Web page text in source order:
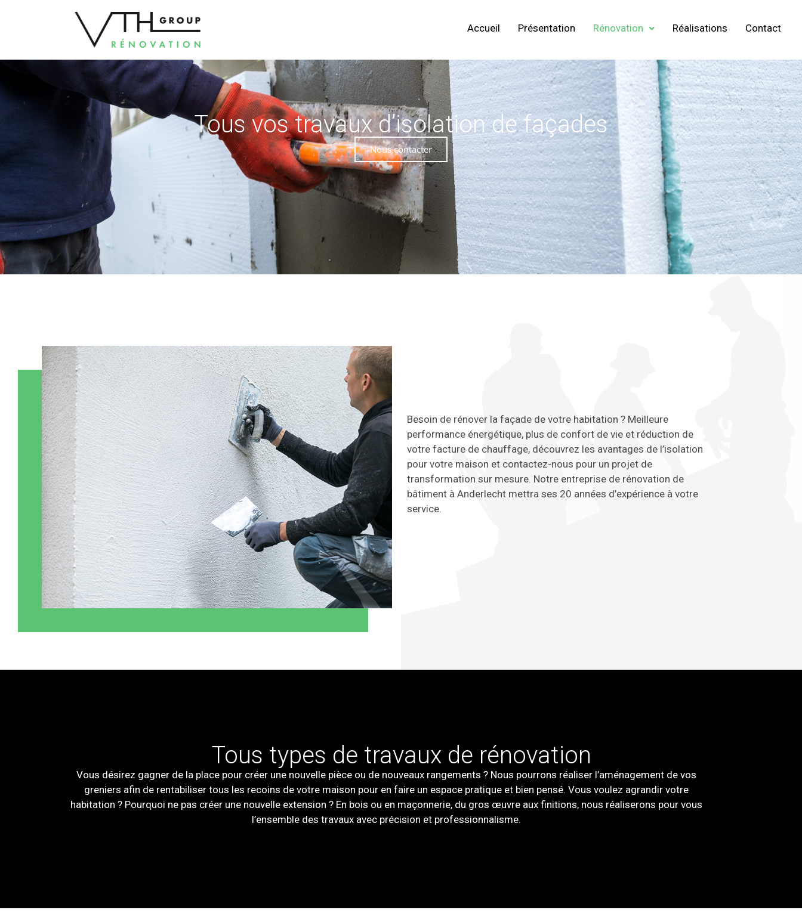
Accueil Présentation Rénovation Réalisations Contact
Tous vos travaux d’isolation de façades
Nous contacter
Besoin de rénover la façade de votre habitation ? Meilleure
performance énergétique, plus de confort de vie et réduction de
votre facture de chauffage, découvrez les avantages de l’isolation
pour votre maison et contactez-nous pour un projet de
transformation sur mesure. Notre entreprise de rénovation de
bâtiment à Anderlecht mettra ses 20 années d’expérience à votre
service.
Tous types de travaux de rénovation
Vous désirez gagner de la place pour créer une nouvelle pièce ou de nouveaux rangements ? Nous pourrons réaliser l’aménagement de vos
greniers afin de rentabiliser tous les recoins de votre maison pour en faire un espace pratique et bien pensé. Vous voulez agrandir votre
habitation ? Pourquoi ne pas créer une nouvelle extension ? En bois ou en maçonnerie, du gros œuvre aux finitions, nous réaliserons pour vous
l’ensemble des travaux avec précision et professionnalisme.